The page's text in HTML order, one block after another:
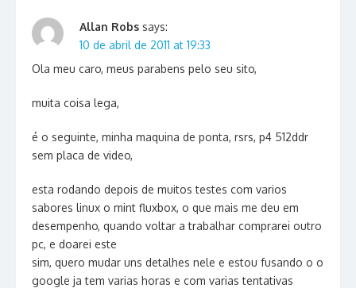
Allan Robs says:
10 de abril de 2011 at 19:33
Ola meu caro, meus parabens pelo seu sito,
muita coisa lega,
é o seguinte, minha maquina de ponta, rsrs, p4 512ddr
sem placa de video,
esta rodando depois de muitos testes com varios
sabores linux o mint fluxbox, o que mais me deu em
desempenho, quando voltar a trabalhar comprarei outro
pc, e doarei este
sim, quero mudar uns detalhes nele e estou fusando o o
google ja tem varias horas e com varias tentativas